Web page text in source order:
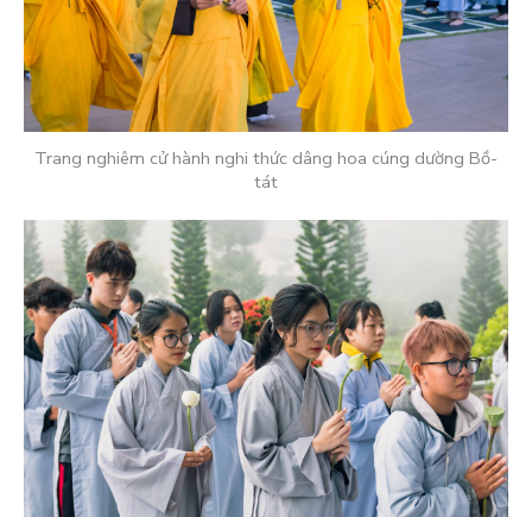
Trang nghiêm cử hành nghi thức dâng hoa cúng dường Bồ-
tát